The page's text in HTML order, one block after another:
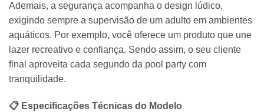
Ademais, a segurança acompanha o design lúdico,
exigindo sempre a supervisão de um adulto em ambientes
aquáticos. Por exemplo, você oferece um produto que une
lazer recreativo e confiança. Sendo assim, o seu cliente
final aproveita cada segundo da pool party com
tranquilidade.
📋 Especificações Técnicas do Modelo